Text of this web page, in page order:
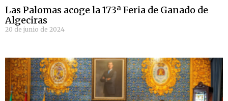
Las Palomas acoge la 173ª Feria de Ganado de
Algeciras
20 de junio de 2024